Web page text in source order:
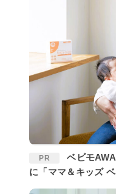
PR
ベビモAWARD1位！いま注目の〈赤ちゃん腸活〉
に「ママ＆キッズ